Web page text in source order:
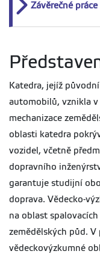
Závěrečné
Katedra, jejíž
automobilů, vznikla
mechanizace
oblasti katedra
vozidel, včetně
dopravního
garantuje studijní
doprava. Vědecko-
na oblast
zemědělských půd.
vědeckovýzkumné